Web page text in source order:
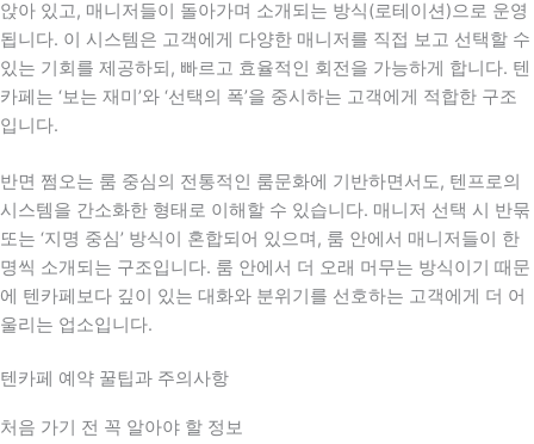
앉아 있고, 매니저들이 돌아가며 소개되는 방식(로테이션)으로 운영
됩니다. 이 시스템은 고객에게 다양한 매니저를 직접 보고 선택할 수
있는 기회를 제공하되, 빠르고 효율적인 회전을 가능하게 합니다. 텐
카페는 ‘보는 재미’와 ‘선택의 폭’을 중시하는 고객에게 적합한 구조
입니다.
반면 쩜오는 룸 중심의 전통적인 룸문화에 기반하면서도, 텐프로의
시스템을 간소화한 형태로 이해할 수 있습니다. 매니저 선택 시 반묶
또는 ‘지명 중심’ 방식이 혼합되어 있으며, 룸 안에서 매니저들이 한
명씩 소개되는 구조입니다. 룸 안에서 더 오래 머무는 방식이기 때문
에 텐카페보다 깊이 있는 대화와 분위기를 선호하는 고객에게 더 어
울리는 업소입니다.
텐카페 예약 꿀팁과 주의사항
처음 가기 전 꼭 알아야 할 정보